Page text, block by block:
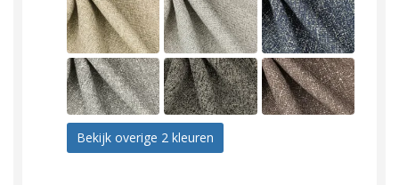
Bekijk overige 2 kleuren